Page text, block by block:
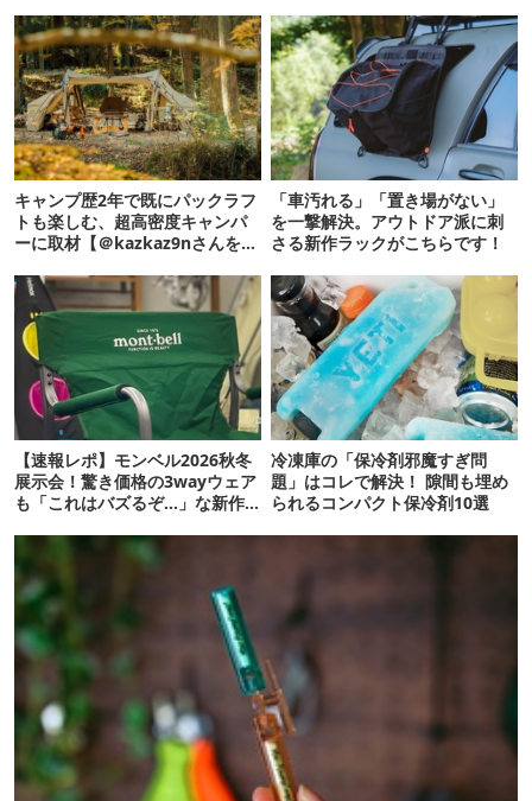
キャンプ歴2年で既にパックラフ
トも楽しむ、超高密度キャンパ
ーに取材【＠kazkaz9nさんをウ
「車汚れる」「置き場がない」
を一撃解決。アウトドア派に刺
さる新作ラックがこちらです！
【速報レポ】モンベル2026秋冬
展示会！驚き価格の3wayウェア
も「これはバズるぞ…」な新作
冷凍庫の「保冷剤邪魔すぎ問
題」はコレで解決！ 隙間も埋め
られるコンパクト保冷剤10選